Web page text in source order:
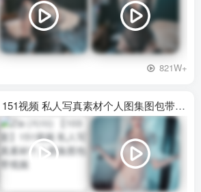
821W+
Zia (지아) 【103套】151视频 私人写真素材个人图集图包带视频